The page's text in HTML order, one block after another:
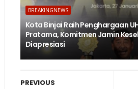
BREAKINGNEWS
Kota Binjai Raih Penghargaan
Pratama, Komitmen Jamin
Diapresiasi
PREVIOUS